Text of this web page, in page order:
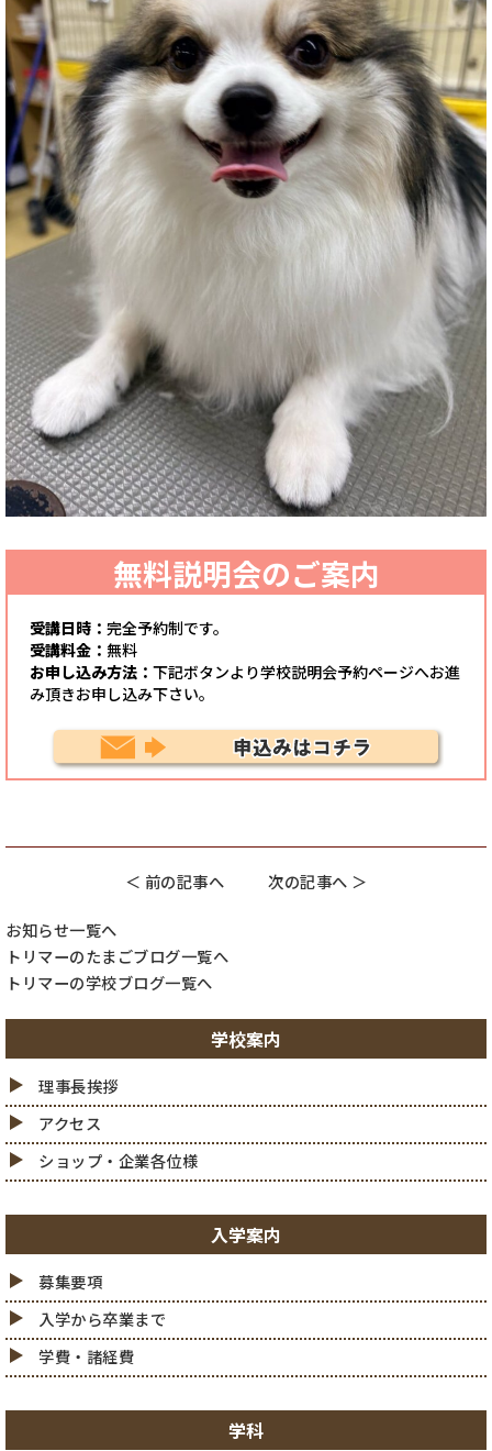
学校案内
理事長挨拶
アクセス
ショップ・企業各位様
入学案内
募集要項
入学から卒業まで
学費・諸経費
学科
無料説明会のご案内
受講日時： 完全予約制です。
受講料金： 無料
お申し込み方法： 下記ボタンより学校説明会予約ページへお進
み頂きお申し込み下さい。
＜ 前の記事へ 次の記事へ ＞
お知らせ一覧へ
トリマーのたまごブログ一覧へ
トリマーの学校ブログ一覧へ